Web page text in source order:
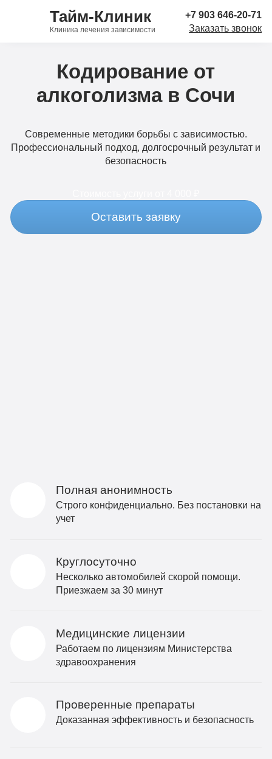
Тайм-Клиник
Клиника лечения зависимости
+7 903 646-20-71
Заказать звонок
Кодирование от
алкоголизма в Сочи
Современные методики борьбы с зависимостью.
Профессиональный подход, долгосрочный результат и
безопасность
Оставить заявку
Полная анонимность
Строго конфиденциально. Без постановки на
учет
Круглосуточно
Несколько автомобилей скорой помощи.
Приезжаем за 30 минут
Медицинские лицензии
Работаем по лицензиям Министерства
здравоохранения
Проверенные препараты
Доказанная эффективность и безопасность